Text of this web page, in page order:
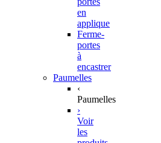
en
applique
Ferme-
portes
à
encastrer
Paumelles
‹
Paumelles
›
Voir
les